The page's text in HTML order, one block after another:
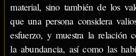
material, sino también de los
que una persona considera
esfuerzo, y muestra la relación
la abundancia, así como las